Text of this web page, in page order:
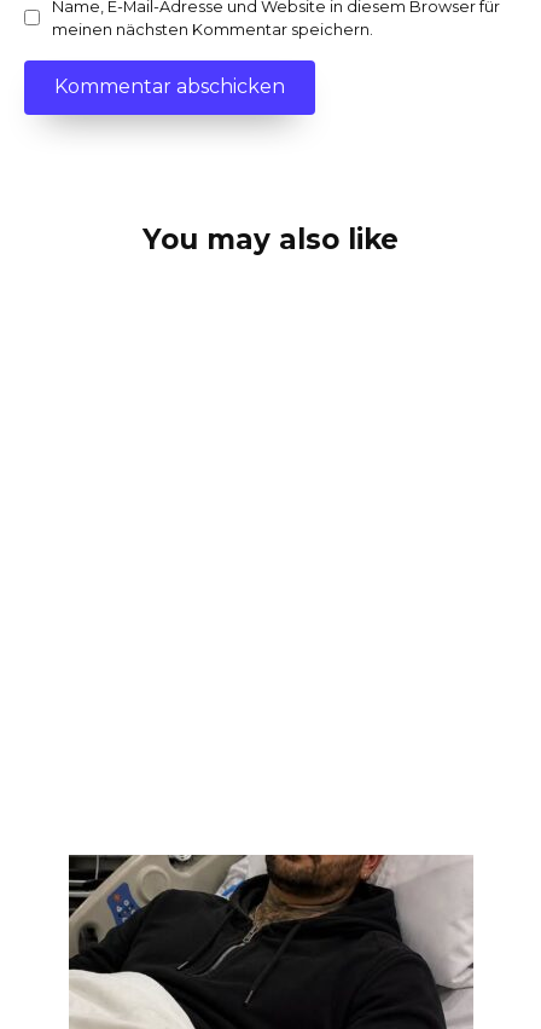
Name, E-Mail-Adresse und Website in diesem Browser für
meinen nächsten Kommentar speichern.
You may also like